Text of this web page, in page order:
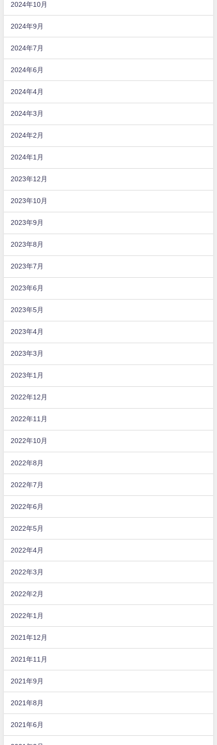
2024年10月
2024年9月
2024年7月
2024年6月
2024年4月
2024年3月
2024年2月
2024年1月
2023年12月
2023年10月
2023年9月
2023年8月
2023年7月
2023年6月
2023年5月
2023年4月
2023年3月
2023年1月
2022年12月
2022年11月
2022年10月
2022年8月
2022年7月
2022年6月
2022年5月
2022年4月
2022年3月
2022年2月
2022年1月
2021年12月
2021年11月
2021年9月
2021年8月
2021年6月